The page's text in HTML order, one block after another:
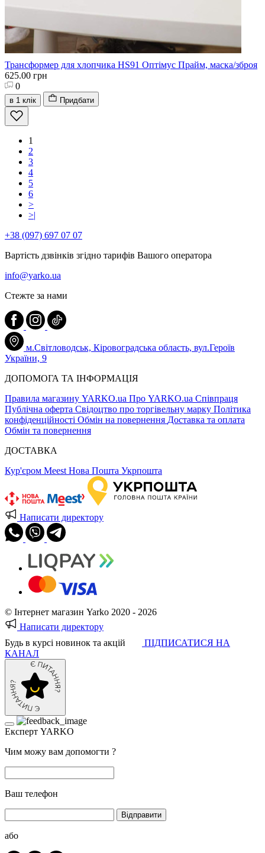
Трансформер для хлопчика HS91 Оптімус Прайм, маска/зброя
625.00 грн
0
в 1 клік Придбати
1
2
3
4
5
6
>
>|
+38 (097) 697 07 07
Вартість дзвінків згідно тарифів Вашого оператора
info@yarko.ua
Стежте за нами
м.Світловодськ, Кіровоградська область, вул.Героїв
України, 9
ДОПОМОГА ТА ІНФОРМАЦІЯ
Правила магазину YARKO.ua Про YARKO.ua Співпраця
Публічна оферта Свідоцтво про торгівельну марку Політика
конфіденційності Обмін на повернення Доставка та оплата
Обмін та повернення
ДОСТАВКА
Кур'єром Meest Нова Пошта Укрпошта
Написати директору
© Інтернет магазин Yarko 2020 - 2026
Написати директору
Будь в курсі новинок та акцій
ПІДПИСАТИСЯ НА
КАНАЛ
Експерт YARKO
Чим можу вам допомогти ?
Ваш телефон
Відправити
або